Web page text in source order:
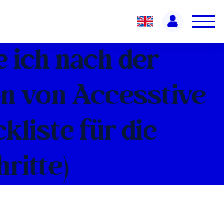
ich nach der
von Accesstive
für die